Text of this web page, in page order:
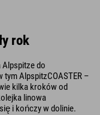
rok
do
AlpspitzCOASTER –
kilka kroków od
linowa
i kończy w dolinie.